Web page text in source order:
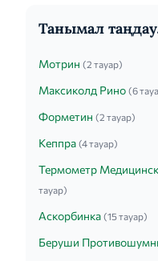
Танымал
Мотрин (2 тауар)
Максиколд Рино (6
Форметин (2 тауар)
Кеппра (4 тауар)
Термометр
тауар)
Аскорбинка (15 тауар)
Беруши